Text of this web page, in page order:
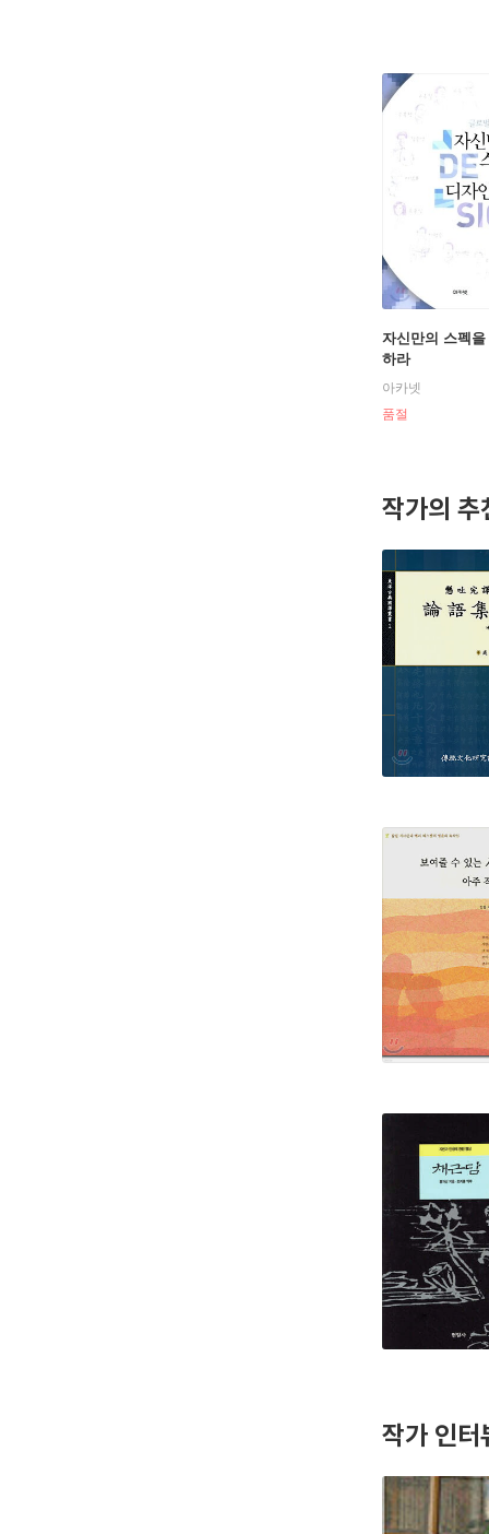
자신만의 스펙
하라
아카넷
품절
작가의 추
작가 인터